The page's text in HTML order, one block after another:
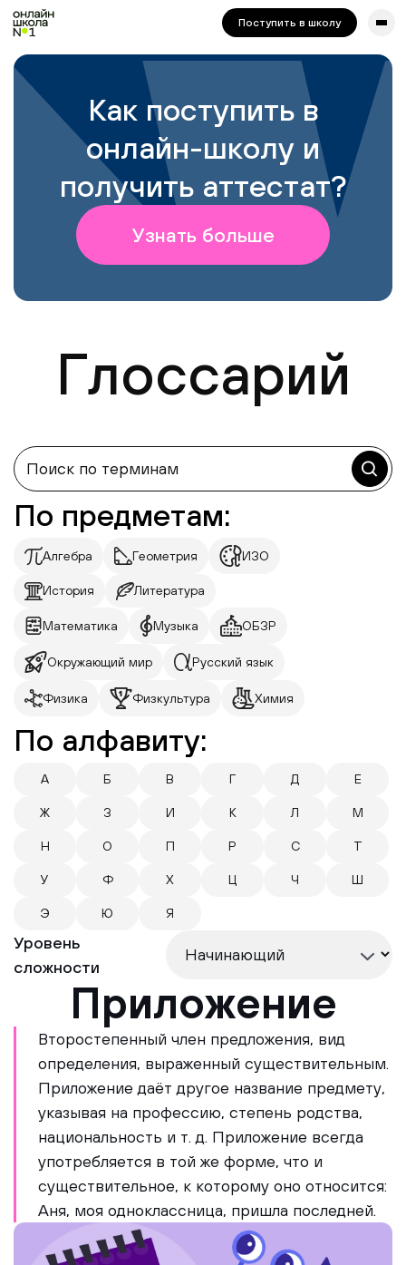
сайта. Для корректной работы попробуйте отключить VPN.
Поступить в школу
Как поступить в
онлайн-школу и
получить аттестат?
Узнать больше
Глоссарий
По предметам:
Алгебра Геометрия ИЗО
История Литература
Математика Музыка ОБЗР
Окружающий мир Русский язык
Физика Физкультура Химия
По алфавиту:
А Б В Г Д Е
Ж З И К Л М
Н О П Р С Т
У Ф Х Ц Ч Ш
Э Ю Я
Уровень
сложности
Приложение
Второстепенный член предложения, вид
определения, выраженный существительным.
Приложение даёт другое название предмету,
указывая на профессию, степень родства,
национальность и т. д. Приложение всегда
употребляется в той же форме, что и
существительное, к которому оно относится:
Аня, моя одноклассница, пришла последней.